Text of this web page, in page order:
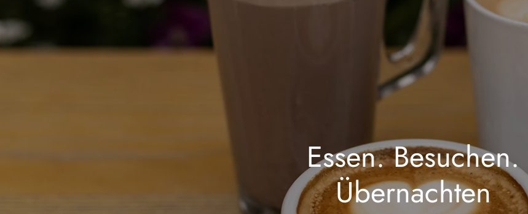
Essen. Besuchen.
Übernachten